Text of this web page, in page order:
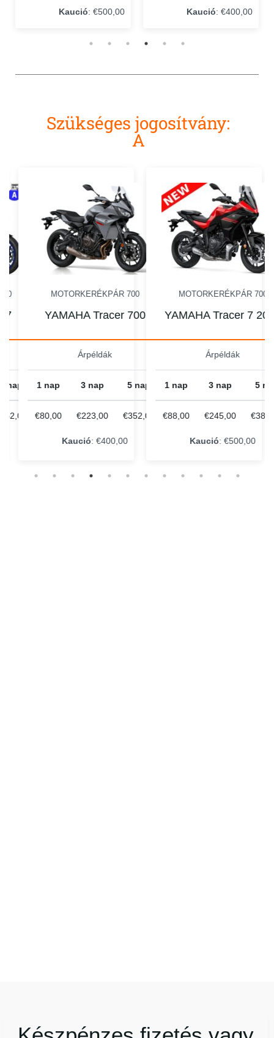
Kaució: €500,00 Kaució: €400,00
Szükséges jogosítvány:
A
nap
MOTORKERÉKPÁR 700
YAMAHA Tracer 700
Árpéldák
1 nap 3 nap 5 nap
€80,00 €223,00 €352,00
Kaució: €400,00
MOTORKERÉKPÁR 700
YAMAHA Tracer 7
Árpéldák
1 nap 3 nap 5
€88,00 €245,00
Kaució: €500,00